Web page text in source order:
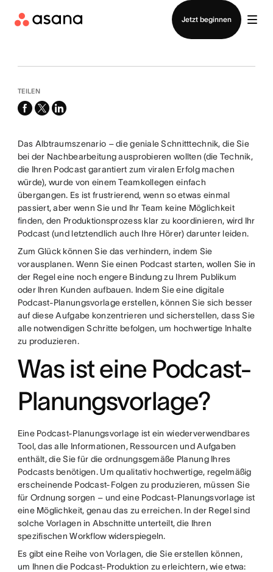
Jetzt beginnen
Vertrieb kontaktieren
TEILEN
facebook
x-
linkedin
Das Albtraumszenario – die geniale Schnitttechnik, die Sie
bei der Nachbearbeitung ausprobieren wollten (die Technik,
die Ihren Podcast garantiert zum viralen Erfolg machen
würde), wurde von einem Teamkollegen einfach
übergangen. Es ist frustrierend, wenn so etwas einmal
passiert, aber wenn Sie und Ihr Team keine Möglichkeit
finden, den Produktionsprozess klar zu koordinieren, wird Ihr
Podcast (und letztendlich auch Ihre Hörer) darunter leiden.
Zum Glück können Sie das verhindern, indem Sie
vorausplanen. Wenn Sie einen Podcast starten, wollen Sie in
der Regel eine noch engere Bindung zu Ihrem Publikum
oder Ihren Kunden aufbauen. Indem Sie eine digitale
Podcast-Planungsvorlage erstellen, können Sie sich besser
auf diese Aufgabe konzentrieren und sicherstellen, dass Sie
alle notwendigen Schritte befolgen, um hochwertige Inhalte
zu produzieren.
Was ist eine Podcast-
Planungsvorlage?
Eine Podcast-Planungsvorlage ist ein wiederverwendbares
Tool, das alle Informationen, Ressourcen und Aufgaben
enthält, die Sie für die ordnungsgemäße Planung Ihres
Podcasts benötigen. Um qualitativ hochwertige, regelmäßig
erscheinende Podcast-Folgen zu produzieren, müssen Sie
für Ordnung sorgen – und eine Podcast-Planungsvorlage ist
eine Möglichkeit, genau das zu erreichen. In der Regel sind
solche Vorlagen in Abschnitte unterteilt, die Ihren
spezifischen Workflow widerspiegeln.
Es gibt eine Reihe von Vorlagen, die Sie erstellen können,
um Ihnen die Podcast-Produktion zu erleichtern, wie etwa: